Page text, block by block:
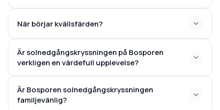
När börjar kvällsfärden?
1–2 timmar
före solnedgången
Är solnedgångskryssningen på Bosporen
verkligen en värdefull upplevelse?
Är Bosporen solnedgångskryssningen
familjevänlig?